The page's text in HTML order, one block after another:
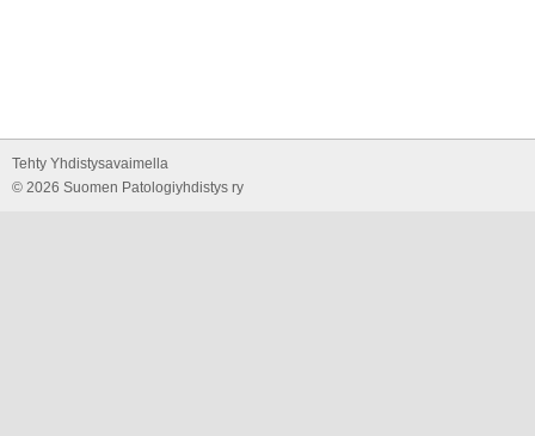
Tehty Yhdistysavaimella
© 2026 Suomen Patologiyhdistys ry